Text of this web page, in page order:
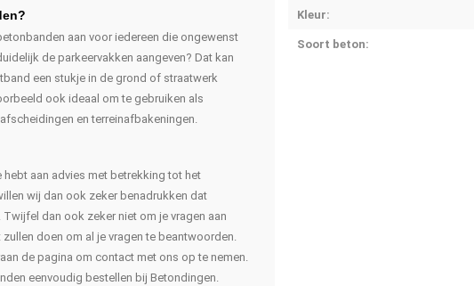
aan voor iedereen die ongewenst
de parkeervakken aangeven? Dat kan
een stukje in de grond of straatwerk
ook ideaal om te gebruiken als
en terreinafbakeningen.
aan advies met betrekking tot het
wij dan ook zeker benadrukken dat
dan ook zeker niet om je vragen aan
doen om al je vragen te beantwoorden.
de pagina om contact met ons op te nemen.
eenvoudig bestellen bij Betondingen.
Kleur:
Soort beton: